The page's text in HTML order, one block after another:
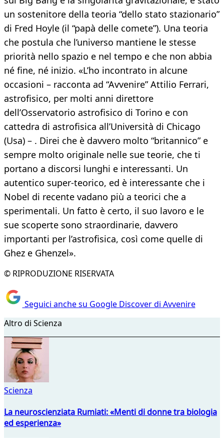
un sostenitore della teoria “dello stato stazionario”
di Fred Hoyle (il “papà delle comete”). Una teoria
che postula che l’universo mantiene le stesse
priorità nello spazio e nel tempo e che non abbia
né fine, né inizio. «L’ho incontrato in alcune
occasioni – racconta ad “Avvenire” Attilio Ferrari,
astrofisico, per molti anni direttore
dell’Osservatorio astrofisico di Torino e con
cattedra di astrofisica all’Università di Chicago
(Usa) – . Direi che è davvero molto “britannico” e
sempre molto originale nelle sue teorie, che ti
portano a discorsi lunghi e interessanti. Un
autentico super-teorico, ed è interessante che i
Nobel di recente vadano più a teorici che a
sperimentali. Un fatto è certo, il suo lavoro e le
sue scoperte sono straordinarie, davvero
importanti per l’astrofisica, così come quelle di
Ghez e Ghenzel».
© RIPRODUZIONE RISERVATA
Seguici anche su Google Discover di Avvenire
Altro di Scienza
Scienza
La neuroscienziata Rumiati: «Menti di donne tra biologia
ed esperienza»